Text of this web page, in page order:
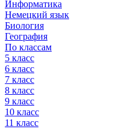
Информатика
Немецкий язык
Биология
География
По классам
5 класс
6 класс
7 класс
8 класс
9 класс
10 класс
11 класс